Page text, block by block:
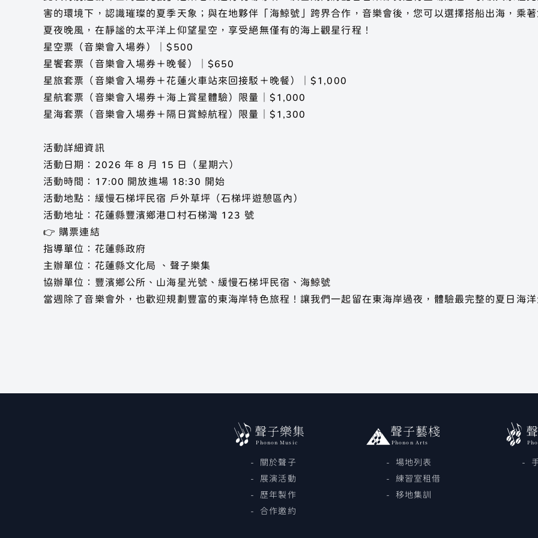
害的環境下，認識璀璨的夏季天象；與在地夥伴「海鯨號」跨界合作，音樂會後，您可以選擇搭船出海，乘
夏夜晚風，在靜謐的太平洋上仰望星空，享受絕無僅有的海上觀星行程！
星空票（音樂會入場券）｜$500
星饗套票（音樂會入場券＋晚餐）｜$650
星旅套票（音樂會入場券＋花蓮火車站來回接駁＋晚餐）｜$1,000
星航套票（音樂會入場券＋海上賞星體驗）限量｜$1,000
星海套票（音樂會入場券＋隔日賞鯨航程）限量｜$1,300
活動詳細資訊
活動日期：2026 年 8 月 15 日（星期六）
活動時間：17:00 開放進場 18:30 開始
活動地點：緩慢石梯坪民宿 戶外草坪（石梯坪遊憩區內）
活動地址：花蓮縣豐濱鄉港口村石梯灣 123 號
👉 購票連結
指導單位：花蓮縣政府
主辦單位：花蓮縣文化局 、聲子樂集
協辦單位：豐濱鄉公所、山海星光號、緩慢石梯坪民宿、海鯨號
當週除了音樂會外，也歡迎規劃豐富的東海岸特色旅程！讓我們一起留在東海岸過夜，體驗最完整的夏日海
聲子樂集
Phonon Music
關於聲子
展演活動
歷年製作
合作邀約
聲子藝棧
Phonon Arts
場地列表
練習室租借
移地集訓